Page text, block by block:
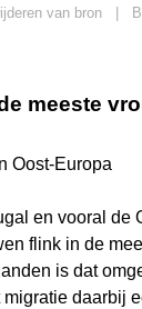
van bron
meeste
Oost-Europa
en vooral de
flink in de
is dat
daarbij